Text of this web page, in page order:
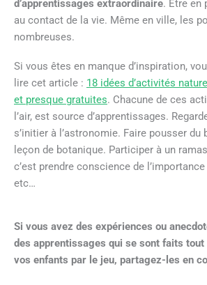
d’apprentissages extraordinaire. Être en
au contact de la vie. Même en ville, les
nombreuses.
Si vous êtes en manque d’inspiration,
lire cet article : 18 idées d’activités
et presque gratuites. Chacune de ces
l’air, est source d’apprentissages.
s’initier à l’astronomie. Faire pousser du
leçon de botanique. Participer à un
c’est prendre conscience de
etc…
Si vous avez des expériences ou
des apprentissages qui se sont faits
vos enfants par le jeu, partagez-les en